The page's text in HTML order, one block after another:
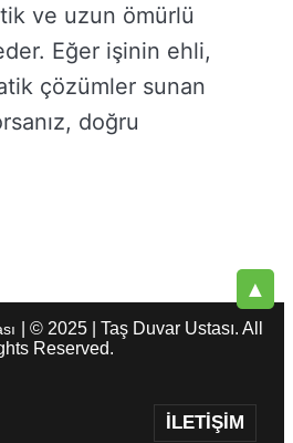
ve uzun ömürlü
Eğer işinin ehli,
çözümler sunan
doğru
▲
| © 2025 | Taş Duvar Ustası. All
Reserved.
İLETIŞIM